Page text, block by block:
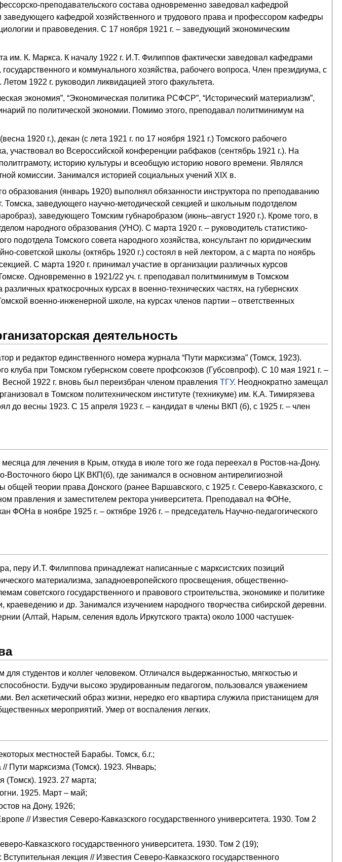
преподавательского состава одновременно заведовал кафедрой
кафедрой хозяйственного и трудового права и профессором кафедры
и правоведения. С 17 ноября 1921 г. – заведующий экономическим
им. К. Маркса. К началу 1922 г. И.Т. Филиппов фактически заведовал кафедрами
и коммунального хозяйства, рабочего вопроса. Член президиума, с
1922 г. руководил ликвидацией этого факультета.
экономия”, “Экономическая политика РСФСР”, “Исторический материализм”,
по политической экономии. Помимо этого, преподавал политминимум на
1920 г.), декан (с лета 1921 г. по 17 ноября 1921 г.) Томского рабочего
участвовал во Всероссийской конференции рабфаков (сентябрь 1921 г.). На
историю культуры и всеобщую историю нового времени. Являлся
комиссии. Занимался историей социальных учений XIX в.
образования (январь 1920) выполнял обязанности инструктора по преподаванию
Томска, заведующего научно-методической секцией и школьным подотделом
заведующего Томским губнаробразом (июнь–август 1920 г.). Кроме того, в
народного образования (УНО). С марта 1920 г. – руководитель статистико-
подотдела Томского совета народного хозяйства, консультант по юридическим
советской школы (октябрь 1920 г.) состоял в ней лектором, а с марта по ноябрь
С марта 1920 г. принимал участие в организации различных курсов
Одновременно в 1921/22 уч. г. преподавал политминимум в Томском
краткосрочных курсах в военно-технических частях, на губернских
военно-инженерной школе, на курсах членов партии – ответственных
деятельность
и редактор единственного номера журнала “Пути марксизма” (Томск, 1923).
клуба при Томском губернском совете профсоюзов (Губсовпроф). С 10 мая 1921 г. –
1922 г. вновь был переизбран членом правления ТГУ. Неоднократно замещал
в Томском политехническом институте (техникуме) им. К.А. Тимирязева
до весны 1923. С 15 апреля 1923 г. – кандидат в члены ВКП (б), с 1925 г. – член
для лечения в Крым, откуда в июле того же года переехал в Ростов-на-Дону.
Восточного бюро ЦК ВКП(б), где занимался в основном антирелигиозной
теории права Донского (ранее Варшавского, с 1925 г. Северо-Кавказского, с
правления и заместителем ректора университета. Преподавал на ФОНе,
ФОНа в ноябре 1925 г. – октябре 1926 г. – председатель Научно-педагогического
перу И.Т. Филиппова принадлежат написанные с марксистских позиций
материализма, западноевропейского просвещения, общественно-
советского государственного и правового строительства, экономике и политике
краеведению и др. Занимался изучением народного творчества сибирской деревни.
(Алтай, Нарым, селения вдоль Иркутского тракта) около 1000 частушек-
студентов и коллег человеком. Отличался выдержанностью, мягкостью и
Будучи высоко эрудированным педагогом, пользовался уважением
Вел аскетический образ жизни, нередко его квартира служила пристанищем для
мероприятий. Умер от воспаления легких.
местностей Барабы. Томск, б.г.;
Пути марксизма (Томск). 1923. Январь;
(Томск). 1923. 27 марта;
1925. Март – май;
на Дону, 1926;
// Известия Северо-Кавказского государственного университета. 1930. Том 2
Кавказского государственного университета. 1930. Том 2 (19);
лекция // Известия Северо-Кавказского государственного